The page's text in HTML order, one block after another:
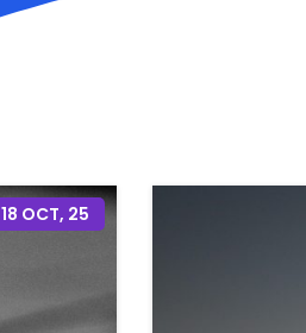
18 OCT, 25